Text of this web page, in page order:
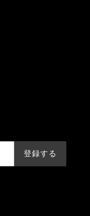
登録する